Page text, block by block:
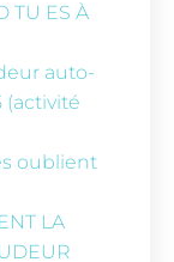
TU ES À
auto-
oublient
LA